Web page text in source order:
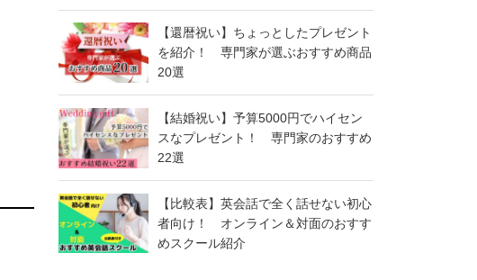
【還暦祝い】ちょっとしたプレゼント
を紹介！ 専門家が選ぶおすすめ商品
20選
【結婚祝い】予算5000円でハイセン
スなプレゼント！ 専門家のおすすめ
22選
【比較表】英会話で全く話せない初心
者向け！ オンライン＆対面のおすす
めスクール紹介